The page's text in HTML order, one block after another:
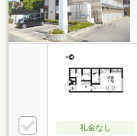
礼金なし